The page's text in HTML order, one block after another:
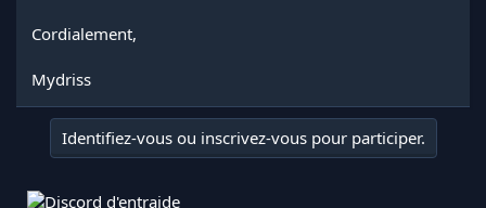
Cordialement,
Mydriss
Identifiez-vous ou inscrivez-vous pour participer.